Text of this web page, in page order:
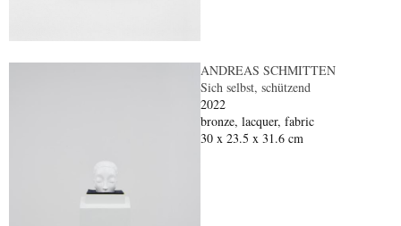
ANDREAS SCHMITTEN
Sich selbst, schützend
2022
bronze, lacquer, fabric
30 x 23.5 x 31.6 cm